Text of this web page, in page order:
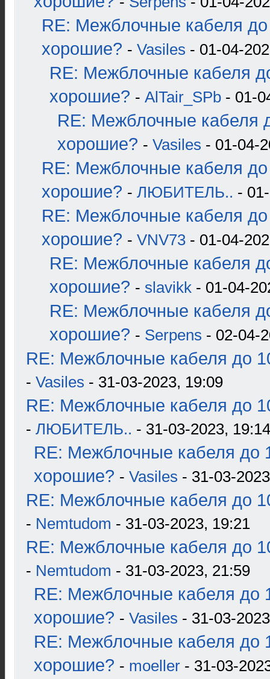
RE: Межблочные кабеля до
хорошие? - Vasiles - 01-04-
RE: Межблочные кабеля
хорошие? - AlTair_SPb - 01-
RE: Межблочные кабеля
хорошие? - Vasiles - 01-04-
RE: Межблочные кабеля до
хорошие? - ЛЮБИТЕЛЬ.. -
RE: Межблочные кабеля до
хорошие? - VNV73 - 01-04-
RE: Межблочные кабеля
хорошие? - slavikk - 01-04-
RE: Межблочные кабеля
хорошие? - Serpens - 02-04-
RE: Межблочные кабеля до
- Vasiles - 31-03-2023, 19:09
RE: Межблочные кабеля до
- ЛЮБИТЕЛЬ.. - 31-03-2023, 19:14
RE: Межблочные кабеля до
хорошие? - Vasiles - 31-03-
RE: Межблочные кабеля до
- Nemtudom - 31-03-2023, 19:21
RE: Межблочные кабеля до
- Nemtudom - 31-03-2023, 21:59
RE: Межблочные кабеля до
хорошие? - Vasiles - 31-03-
RE: Межблочные кабеля до
хорошие? - moeller - 31-03-